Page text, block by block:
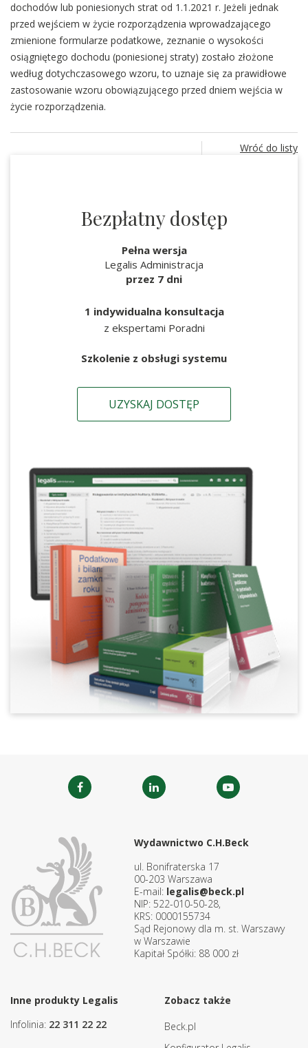
dochodów lub poniesionych strat od 1.1.2021 r. Jeżeli jednak
przed wejściem w życie rozporządzenia wprowadzającego
zmienione formularze podatkowe, zeznanie o wysokości
osiągniętego dochodu (poniesionej straty) zostało złożone
według dotychczasowego wzoru, to uznaje się za prawidłowe
zastosowanie wzoru obowiązującego przed dniem wejścia w
życie rozporządzenia.
Wróć do listy
Bezpłatny dostęp
Pełna wersja
Legalis Administracja
przez 7 dni
1 indywidualna konsultacja
z ekspertami Poradni
Szkolenie z obsługi systemu
UZYSKAJ DOSTĘP
Wydawnictwo C.H.Beck
ul. Bonifraterska 17
00-203 Warszawa
E-mail: legalis@beck.pl
NIP: 522-010-50-28,
KRS: 0000155734
Sąd Rejonowy dla m. st. Warszawy
w Warszawie
Kapitał Spółki: 88 000 zł
Inne produkty Legalis
Infolinia: 22 311 22 22
Zobacz także
Beck.pl